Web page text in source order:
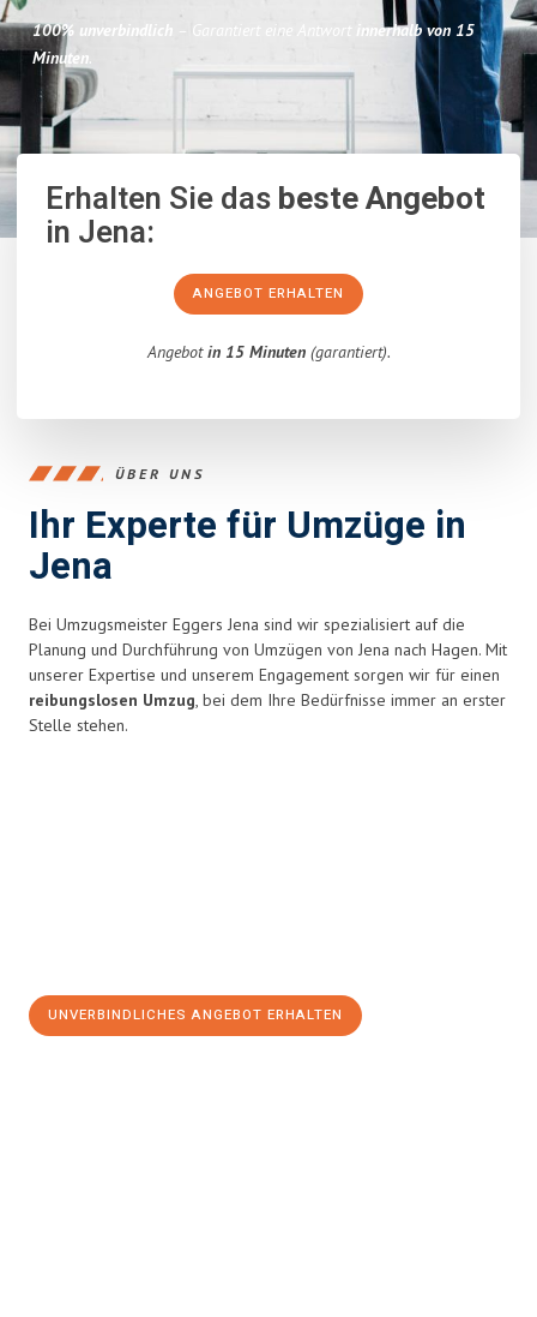
100% unverbindlich – Garantiert eine Antwort
innerhalb von 15
Minuten.
Erhalten Sie dasbeste Angebot
in Jena:
ANGEBOT ERHALTEN
Angebotin 15 Minuten(garantiert).
ÜBER UNS
Ihr Experte für Umzüge in
Jena
Bei Umzugsmeister Eggers Jena sind wir spezialisiert auf die
Planung und Durchführung von Umzügen von Jena nach Hagen. Mit
unserer Expertise und unserem Engagement sorgen wir für einen
reibungslosen Umzug, bei dem Ihre Bedürfnisse immer an erster
Stelle stehen.
UNVERBINDLICHES ANGEBOT ERHALTEN